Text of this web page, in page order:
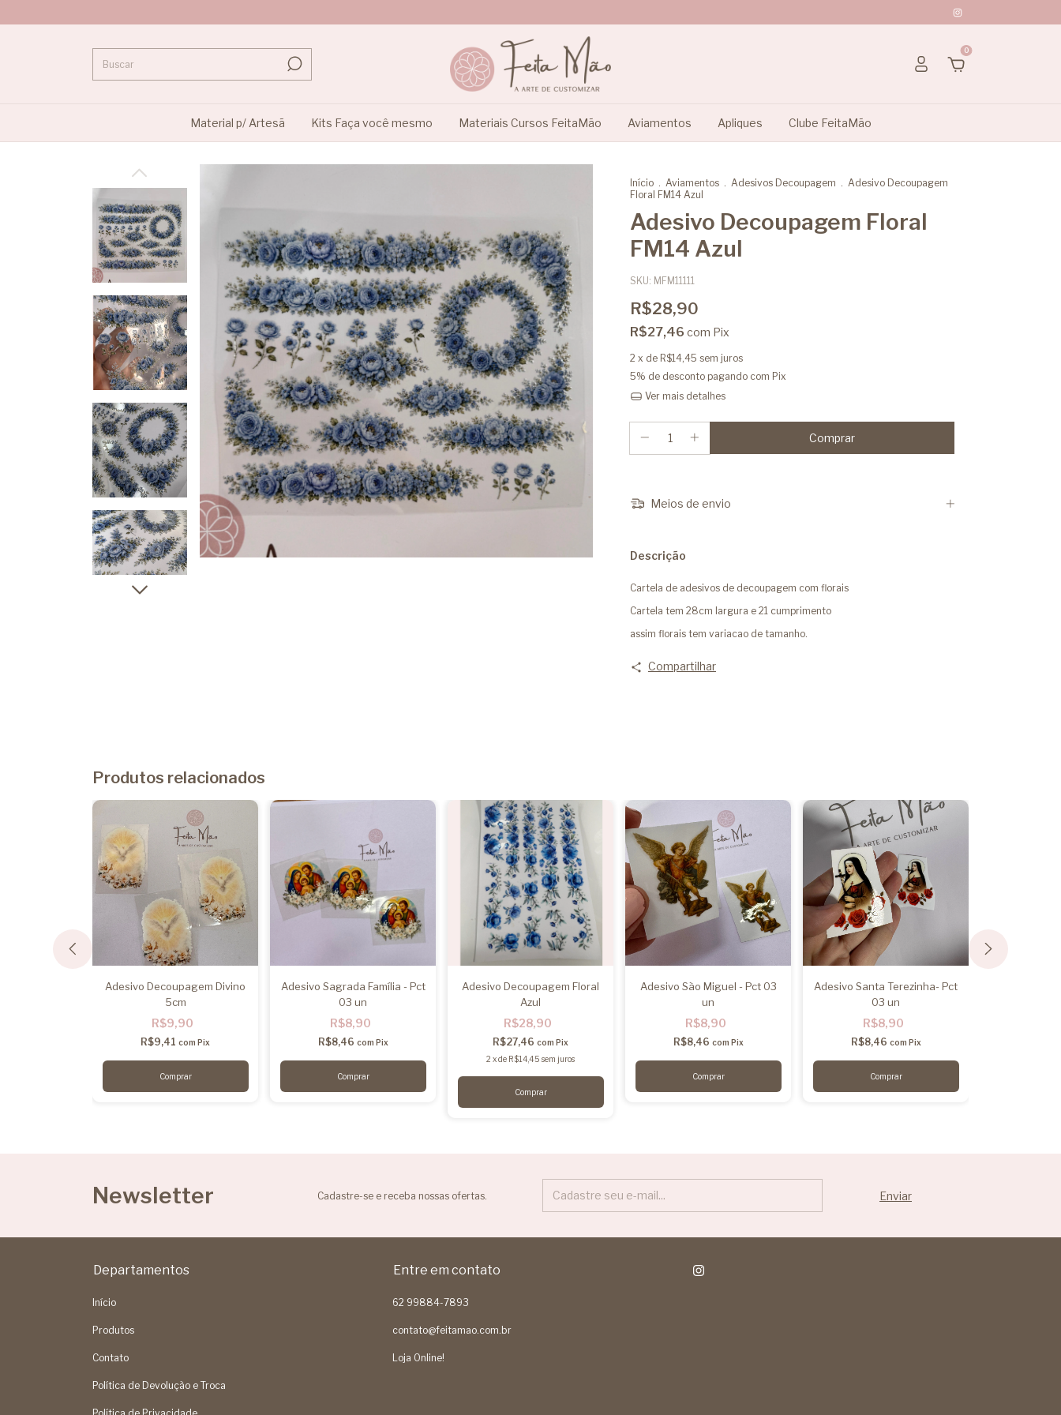
0
Material p/ Artesã Kits Faça você mesmo Materiais Cursos FeitaMão Aviamentos Apliques Clube FeitaMão
Início . Aviamentos . Adesivos Decoupagem . Adesivo Decoupagem
Floral FM14 Azul
Adesivo Decoupagem Floral
FM14 Azul
SKU: MFM11111
R$28,90
R$27,46 com Pix
2 x de R$14,45 sem juros
5% de desconto pagando com Pix
Ver mais detalhes
Meios de envio
Descrição
Cartela de adesivos de decoupagem com florais
Cartela tem 28cm largura e 21 cumprimento
assim florais tem variacao de tamanho.
Compartilhar
Produtos relacionados
Adesivo Decoupagem Divino
5cm
R$9,90
R$9,41 com Pix
Adesivo Sagrada Família - Pct
03 un
R$8,90
R$8,46 com Pix
Adesivo Decoupagem Floral
Azul
R$28,90
R$27,46 com Pix
2 xde R$14,45 sem juros
Adesivo São Miguel - Pct 03
un
R$8,90
R$8,46 com Pix
Adesivo Santa Terezinha- Pct
03 un
R$8,90
R$8,46 com Pix
Newsletter Cadastre-se e receba nossas ofertas.
Departamentos
Início
Produtos
Contato
Política de Devolução e Troca
Entre em contato
62 99884-7893
contato@feitamao.com.br
Loja Online!